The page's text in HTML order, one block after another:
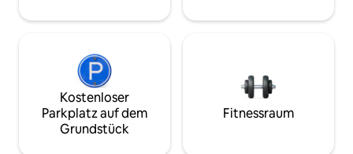
Kostenloser
Parkplatz auf dem
Grundstück
Fitnessraum